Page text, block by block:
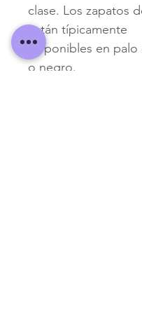
clase. Los zapatos
están típicamente
disponibles en palo
o negro.